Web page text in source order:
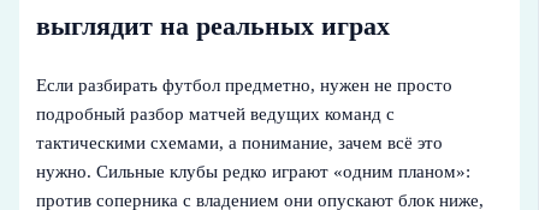
выглядит на реальных играх
Если разбирать футбол предметно, нужен не просто
подробный разбор матчей ведущих команд с
тактическими схемами, а понимание, зачем всё это
нужно. Сильные клубы редко играют «одним планом»:
против соперника с владением они опускают блок ниже,